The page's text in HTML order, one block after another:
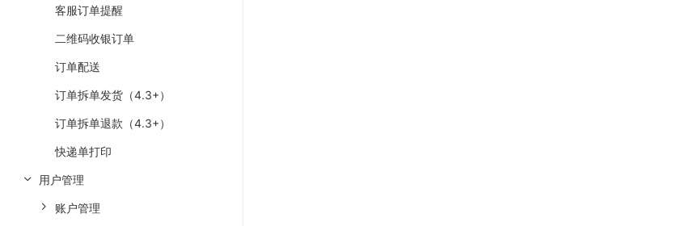
客服订单提醒
二维码收银订单
订单配送
订单拆单发货（4.3+）
订单拆单退款（4.3+）
快递单打印
用户管理
账户管理